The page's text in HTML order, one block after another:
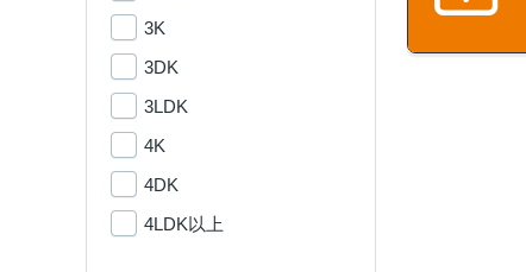
3K
3DK
3LDK
4K
4DK
4LDK以上